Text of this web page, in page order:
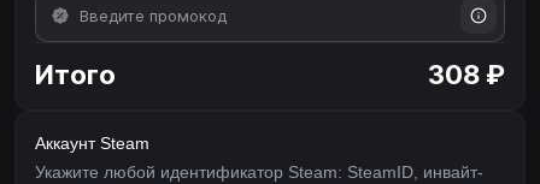
Итого 308 ₽
Аккаунт Steam
Укажите любой идентификатор Steam: SteamID, инвайт-